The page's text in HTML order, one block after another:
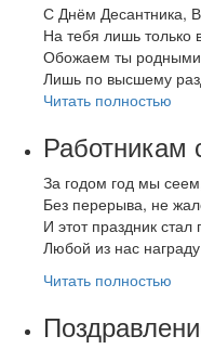
С Днём Десантника,
На тебя лишь только
Обожаем ты родными
Лишь по высшему
Читать полностью
Работникам
За годом год мы
Без перерыва, не
И этот праздник
Любой из нас
Читать полностью